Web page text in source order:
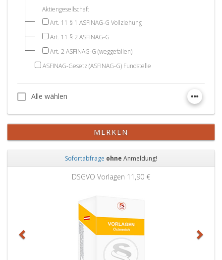
Aktiengesellschaft
Art. 11 § 1 ASFINAG-G Vollziehung
Art. 11 § 2 ASFINAG-G
Art. 2 ASFINAG-G (weggefallen)
ASFINAG-Gesetz (ASFINAG-G) Fundstelle
Alle wählen
Alle wählen
MERKEN
Sofortabfrage ohne Anmeldung!
DSGVO Vorlagen 11,90 €